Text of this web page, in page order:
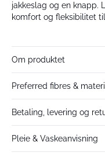
jakkeslag og en knapp.
komfort og fleksibilitet
Om produktet
Preferred fibres &
Betaling, levering og
Pleie & Vaskeanvisning